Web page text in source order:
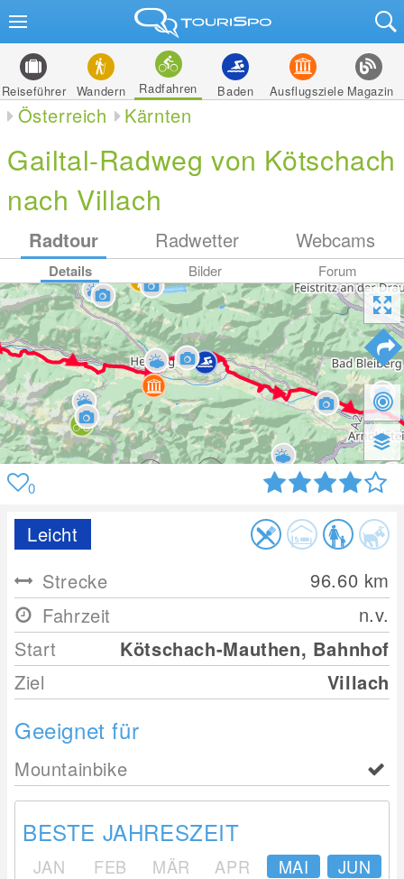
Reiseführer Wandern Radfahren Baden Ausflugsziele Magazin
Österreich Kärnten
Gailtal-Radweg von Kötschach
nach Villach
Radtour Radwetter Webcams
Details Bilder Forum
0
Leicht
Strecke
96.60 km
Fahrzeit
n.v.
Start
Kötschach-Mauthen, Bahnhof
Ziel
Villach
Geeignet für
Mountainbike
BESTE JAHRESZEIT
JAN FEB MÄR APR MAI
JUN